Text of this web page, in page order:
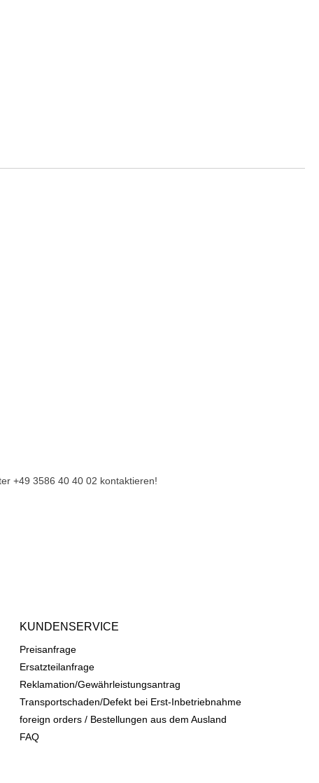
+49 3586 40 40 02 kontaktieren!
KUNDENSERVICE
Preisanfrage
Ersatzteilanfrage
Reklamation/Gewährleistungsantrag
Transportschaden/Defekt bei Erst-Inbetriebnahme
foreign orders / Bestellungen aus dem Ausland
FAQ